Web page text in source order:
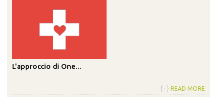
L'approccio di One...
{···} READ MORE